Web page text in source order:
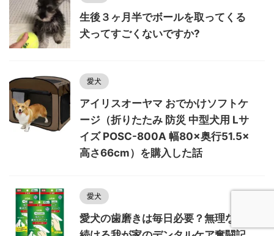
生後３ヶ月半でボールを取ってくる
犬ってすごくないですか?
愛犬
アイリスオーヤマ おでかけソフトケ
ージ（折りたたみ 防災 中型犬用 Lサ
イズ POSC-800A 幅80×奥行51.5×
高さ66cm）を購入した話
愛犬
愛犬の歯磨きは毎日必要？無理なく